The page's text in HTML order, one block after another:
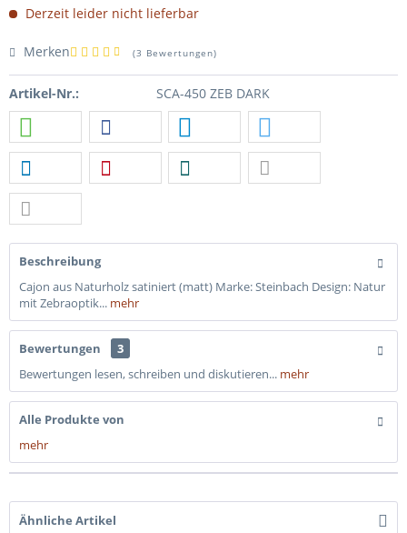
Derzeit leider nicht lieferbar
Merken (3 Bewertungen)
Artikel-Nr.: SCA-450 ZEB DARK
Beschreibung
Cajon aus Naturholz satiniert (matt) Marke: Steinbach Design: Natur
mit Zebraoptik... mehr
Bewertungen
3
Bewertungen lesen, schreiben und diskutieren... mehr
Alle Produkte von
mehr
Ähnliche Artikel